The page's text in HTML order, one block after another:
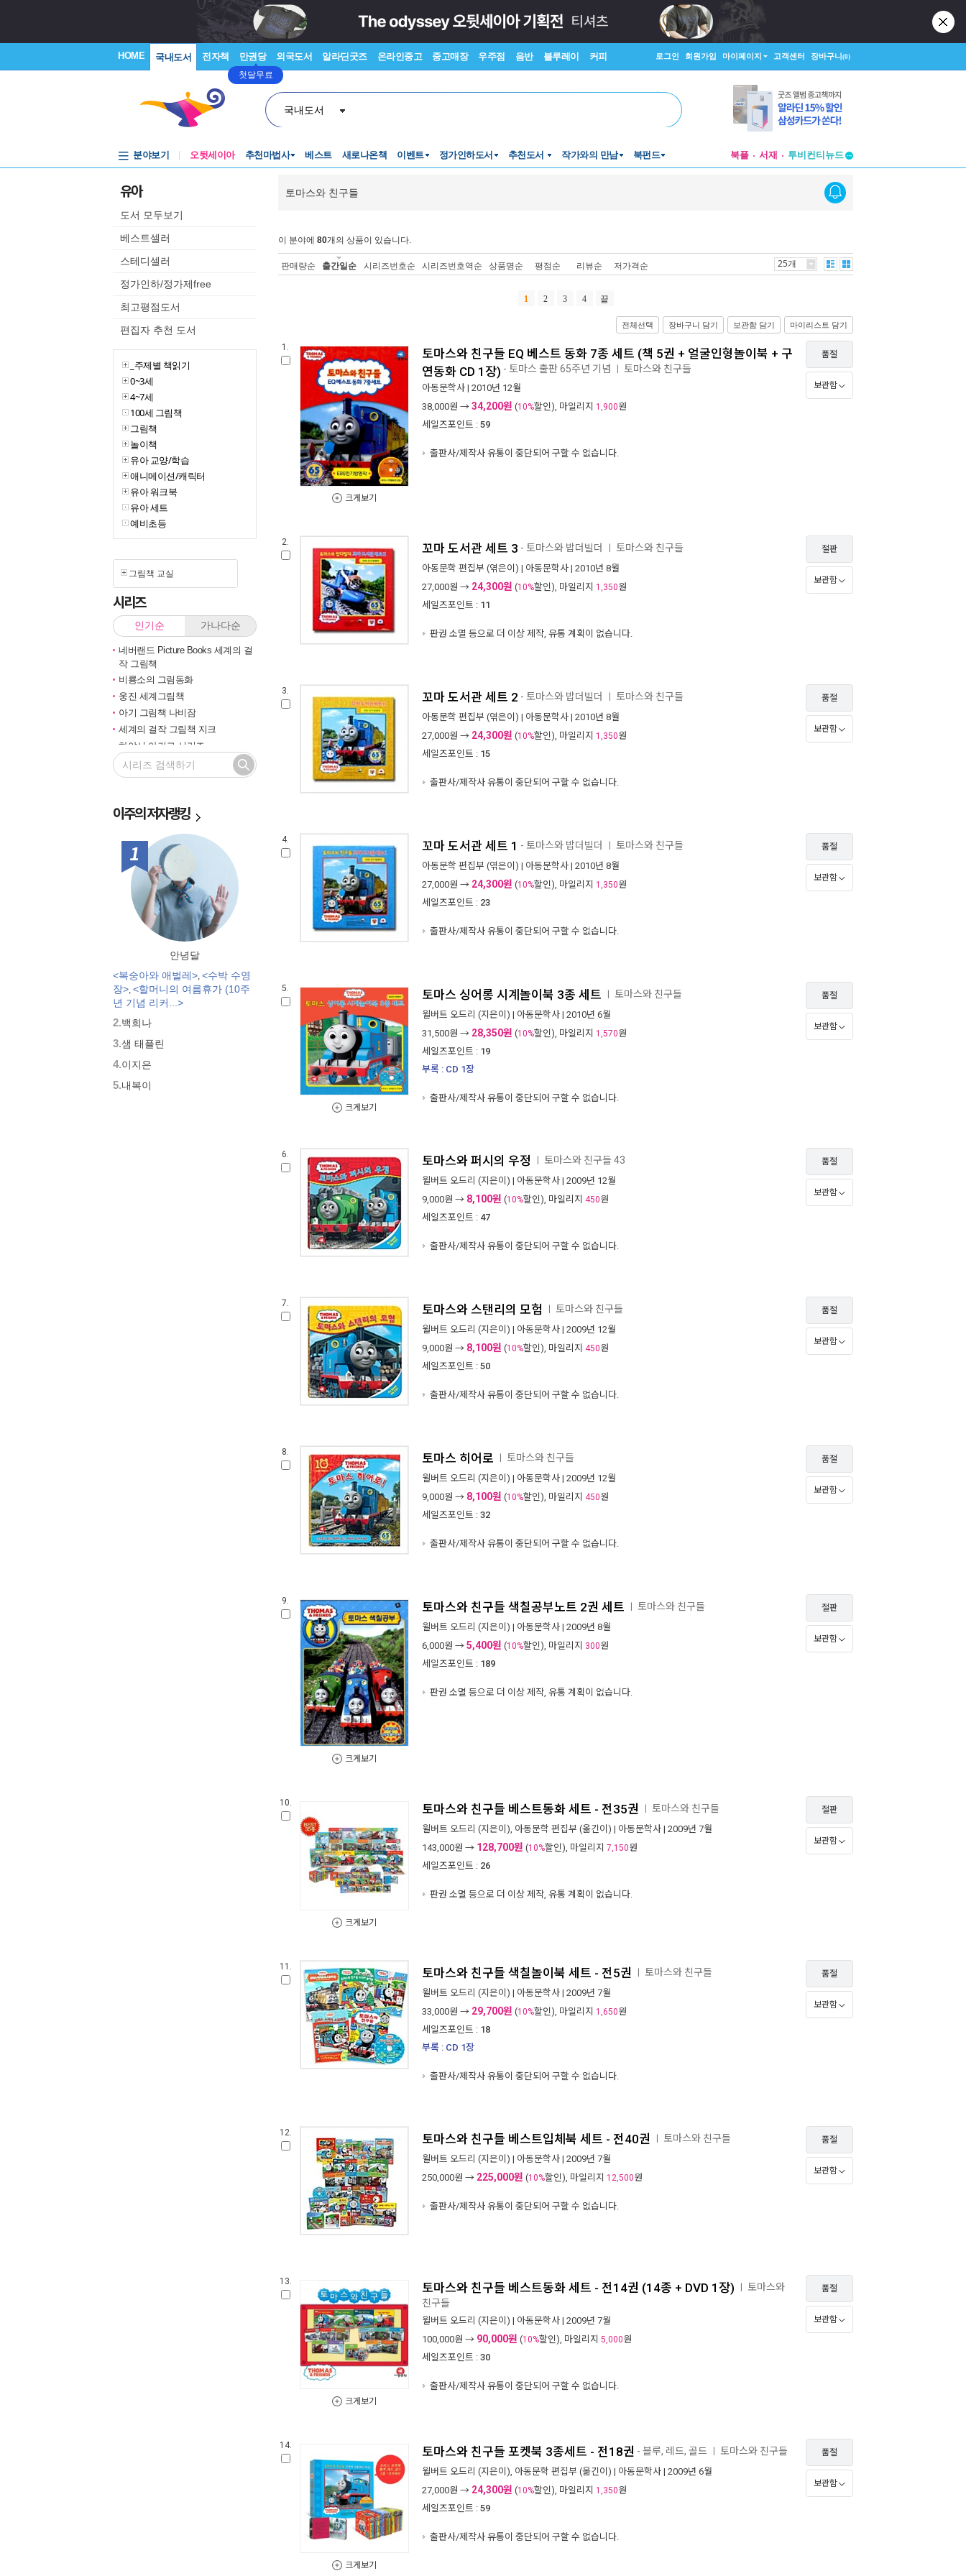
HOME 국내도서 전자책 만권당
첫달무료
외국도서 알라딘굿즈 온라인중고 중고매장 우주점 음반 블루레이 커피 로그인 회원가입 마이페이지 고객센터 장바구니(0)
국내도서
분야보기 오뒷세이아 추천마법사 베스트 새로나온책 이벤트 정가인하도서 추천도서 작가와의 만남 북펀드 북플 서재
투비컨티뉴드
투비컨티뉴드
유아
도서 모두보기
베스트셀러
스테디셀러
정가인하/정가제free
최고평점도서
편집자 추천 도서
_주제별 책읽기
0~3세
4~7세
100세 그림책
그림책
놀이책
유아 교양/학습
애니메이션/캐릭터
유아 워크북
유아 세트
예비초등
그림책 교실
시리즈
인기순 가나다순
네버랜드 Picture Books 세계의 걸
작 그림책
비룡소의 그림동화
웅진 세계그림책
아기 그림책 나비잠
세계의 걸작 그림책 지크
하야시 아키코 시리즈
길벗 기적의 학습법
마루벌의 좋은 그림책
민들레 그림책
비룡소 창작그림책
전통문화 그림책 솔거나라
베틀북 그림책
그림책은 내 친구
미래그림책
비룡소 전래동화
도토리 계절 그림책
옛이야기 그림책 까치호랑이
모두가 친구
벨 이마주
네버랜드 우리 걸작 그림책
비룡소 아기 그림책
세밀화로 그린 보리 아기그림책
붙여도 붙여도 스티커왕
국시꼬랭이 동네
이주의저자랭킹
1위
안녕달
<복숭아와 애벌레>, <수박 수영
장>, <할머니의 여름휴가 (10주
년 기념 리커...>
2.백희나
3.샘 태플린
4.이지은
5.내복이
토마스와 친구들
이 분야에 80개의 상품이 있습니다.
판매량순 출간일순 시리즈번호순 시리즈번호역순 상품명순 평점순 리뷰순 저가격순 25개
1 2 3 4 끝
전체선택 장바구니 담기 보관함 담기 마이리스트 담기
1.
크게보기
토마스와 친구들 EQ 베스트 동화 7종 세트 (책 5권 + 얼굴인형놀이북 + 구
연동화 CD 1장) - 토마스 출판 65주년 기념 토마스와 친구들
아동문학사 | 2010년 12월
38,000원 → 34,200원 (10%할인), 마일리지 1,900원
세일즈포인트 : 59
출판사/제작사 유통이 중단되어 구할 수 없습니다.
품절
보관함
2. 꼬마 도서관 세트 3 - 토마스와 밥더빌더 토마스와 친구들
아동문학 편집부 (엮은이) | 아동문학사 | 2010년 8월
27,000원 → 24,300원 (10%할인), 마일리지 1,350원
세일즈포인트 : 11
판권 소멸 등으로 더 이상 제작, 유통 계획이 없습니다.
절판
보관함
3. 꼬마 도서관 세트 2 - 토마스와 밥더빌더 토마스와 친구들
아동문학 편집부 (엮은이) | 아동문학사 | 2010년 8월
27,000원 → 24,300원 (10%할인), 마일리지 1,350원
세일즈포인트 : 15
출판사/제작사 유통이 중단되어 구할 수 없습니다.
품절
보관함
4. 꼬마 도서관 세트 1 - 토마스와 밥더빌더 토마스와 친구들
아동문학 편집부 (엮은이) | 아동문학사 | 2010년 8월
27,000원 → 24,300원 (10%할인), 마일리지 1,350원
세일즈포인트 : 23
출판사/제작사 유통이 중단되어 구할 수 없습니다.
품절
보관함
5.
크게보기
토마스 싱어롱 시계놀이북 3종 세트 토마스와 친구들
윌버트 오드리 (지은이) | 아동문학사 | 2010년 6월
31,500원 → 28,350원 (10%할인), 마일리지 1,570원
세일즈포인트 : 19
부록 : CD 1장
출판사/제작사 유통이 중단되어 구할 수 없습니다.
품절
보관함
6. 토마스와 퍼시의 우정 토마스와 친구들 43
윌버트 오드리 (지은이) | 아동문학사 | 2009년 12월
9,000원 → 8,100원 (10%할인), 마일리지 450원
세일즈포인트 : 47
출판사/제작사 유통이 중단되어 구할 수 없습니다.
품절
보관함
7. 토마스와 스탠리의 모험 토마스와 친구들
윌버트 오드리 (지은이) | 아동문학사 | 2009년 12월
9,000원 → 8,100원 (10%할인), 마일리지 450원
세일즈포인트 : 50
출판사/제작사 유통이 중단되어 구할 수 없습니다.
품절
보관함
8. 토마스 히어로 토마스와 친구들
윌버트 오드리 (지은이) | 아동문학사 | 2009년 12월
9,000원 → 8,100원 (10%할인), 마일리지 450원
세일즈포인트 : 32
출판사/제작사 유통이 중단되어 구할 수 없습니다.
품절
보관함
9.
크게보기
토마스와 친구들 색칠공부노트 2권 세트 토마스와 친구들
윌버트 오드리 (지은이) | 아동문학사 | 2009년 8월
6,000원 → 5,400원 (10%할인), 마일리지 300원
세일즈포인트 : 189
판권 소멸 등으로 더 이상 제작, 유통 계획이 없습니다.
절판
보관함
10.
크게보기
토마스와 친구들 베스트동화 세트 - 전35권 토마스와 친구들
윌버트 오드리 (지은이), 아동문학 편집부 (옮긴이) | 아동문학사 | 2009년 7월
143,000원 → 128,700원 (10%할인), 마일리지 7,150원
세일즈포인트 : 26
판권 소멸 등으로 더 이상 제작, 유통 계획이 없습니다.
절판
보관함
11. 토마스와 친구들 색칠놀이북 세트 - 전5권 토마스와 친구들
윌버트 오드리 (지은이) | 아동문학사 | 2009년 7월
33,000원 → 29,700원 (10%할인), 마일리지 1,650원
세일즈포인트 : 18
부록 : CD 1장
출판사/제작사 유통이 중단되어 구할 수 없습니다.
품절
보관함
12. 토마스와 친구들 베스트입체북 세트 - 전40권 토마스와 친구들
윌버트 오드리 (지은이) | 아동문학사 | 2009년 7월
250,000원 → 225,000원 (10%할인), 마일리지 12,500원
출판사/제작사 유통이 중단되어 구할 수 없습니다.
품절
보관함
13.
크게보기
토마스와 친구들 베스트동화 세트 - 전14권 (14종 + DVD 1장) 토마스와
친구들
윌버트 오드리 (지은이) | 아동문학사 | 2009년 7월
100,000원 → 90,000원 (10%할인), 마일리지 5,000원
세일즈포인트 : 30
출판사/제작사 유통이 중단되어 구할 수 없습니다.
품절
보관함
14.
크게보기
토마스와 친구들 포켓북 3종세트 - 전18권 - 블루, 레드, 골드 토마스와 친구들
윌버트 오드리 (지은이), 아동문학 편집부 (옮긴이) | 아동문학사 | 2009년 6월
27,000원 → 24,300원 (10%할인), 마일리지 1,350원
세일즈포인트 : 59
출판사/제작사 유통이 중단되어 구할 수 없습니다.
품절
보관함